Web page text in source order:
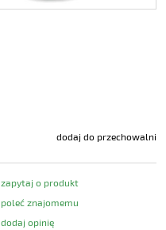
dodaj do przechowalni
zapytaj o produkt
poleć znajomemu
dodaj opinię